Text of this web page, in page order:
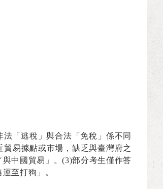
「逃稅」與合法「免稅」係不同
易據點或市場，缺乏與臺灣府之
與中國貿易」。(3)部分考生僅作答
至打狗」。